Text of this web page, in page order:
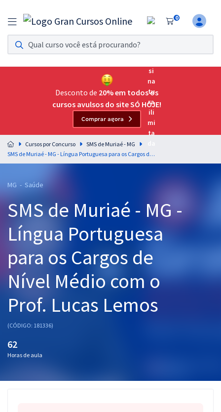
0
Assinatura Ilimitada 11
Acesso a todos os cursos. Teste grátis por 7 dias!
Assinatura OAB Até Passar
Acesso ilimitado a toda preparação para o Exame da
Residências Multiprofissionais
Preparação completa e intensiva para as principais
residências em saúde do Brasil
Cursos 20% OFF
Pós
OAB
Mentorias
Questões grátis
Conteúdo gratuito
Aprovados
Desconto de 20% em todos os
cursos avulsos do site SÓ HOJE!
Comprar agora
Cursos por Concurso
SMS de Muriaé - MG
SMS de Muriaé - MG - Língua Portuguesa para os Cargos de Nível Médio com o Prof. Lucas Lemos
MG - Saúde
SMS de Muriaé - MG -
Língua Portuguesa
para os Cargos de
Nível Médio com o
Prof. Lucas Lemos
(CÓDIGO: 181336)
62
Horas de aula